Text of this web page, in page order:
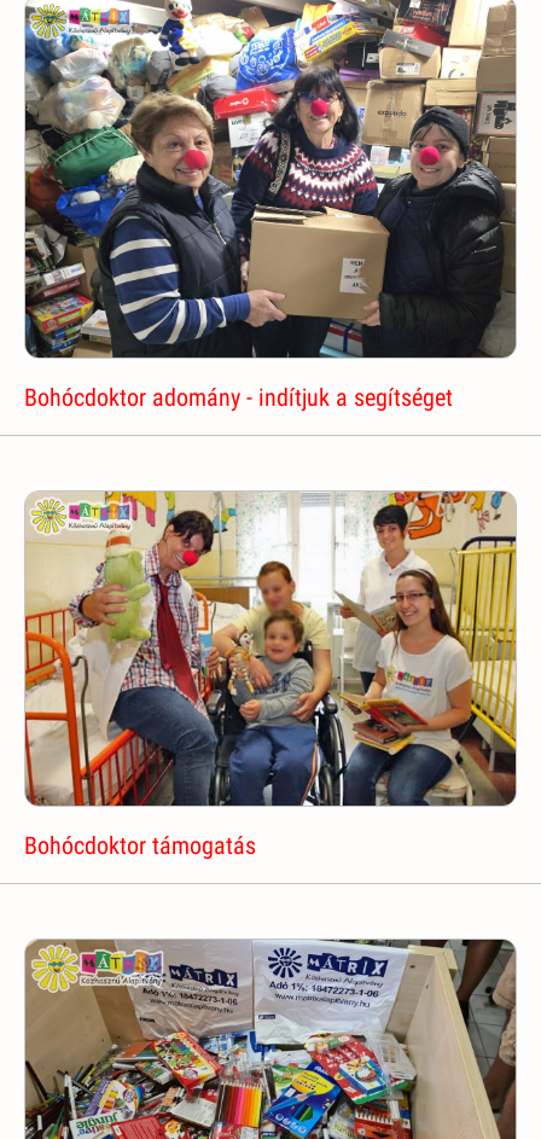
Bohócdoktor adomány - indítjuk a segítséget
Bohócdoktor támogatás